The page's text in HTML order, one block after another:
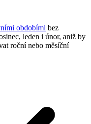
obdobími bez
leden i únor, aniž by
roční nebo měsíční